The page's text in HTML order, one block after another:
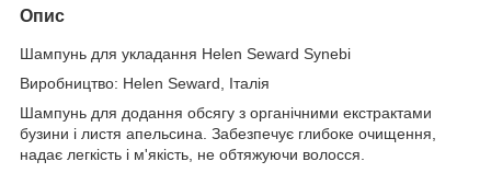
Опис
Шампунь для укладання Helen Seward Synebi
Виробництво: Helen Seward, Італія
Шампунь для додання обсягу з органічними екстрактами
бузини і листя апельсина. Забезпечує глибоке очищення,
надає легкість і м'якість, не обтяжуючи волосся.